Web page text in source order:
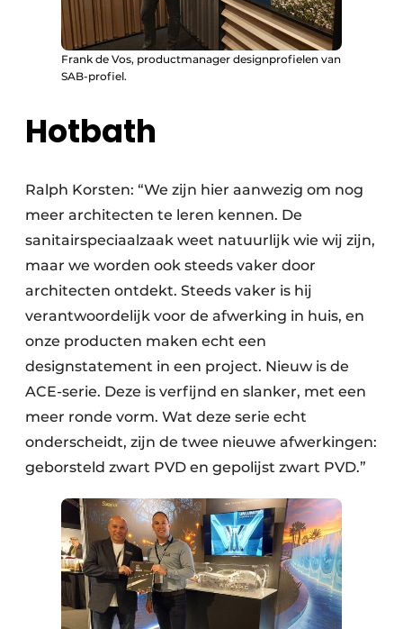
Frank de Vos, productmanager designprofielen van
SAB-profiel.
Hotbath
Ralph Korsten: “We zijn hier aanwezig om nog
meer architecten te leren kennen. De
sanitairspeciaalzaak weet natuurlijk wie wij zijn,
maar we worden ook steeds vaker door
architecten ontdekt. Steeds vaker is hij
verantwoordelijk voor de afwerking in huis, en
onze producten maken echt een
designstatement in een project. Nieuw is de
ACE-serie. Deze is verfijnd en slanker, met een
meer ronde vorm. Wat deze serie echt
onderscheidt, zijn de twee nieuwe afwerkingen:
geborsteld zwart PVD en gepolijst zwart PVD.”